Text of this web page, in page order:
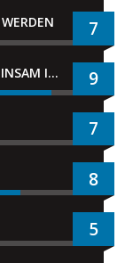
7
SUPER MARIO BROS. WONDER + GEMEINSAM IM BELLABEL-PARK 9
7
8
5